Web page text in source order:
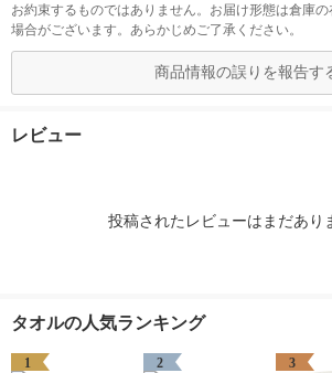
お約束するものではありません。お届け形態は倉庫
場合がございます。あらかじめご了承ください。
商品情報の誤りを報告す
レビュー
投稿されたレビューはまだあり
タオルの人気ランキング
1 2 3